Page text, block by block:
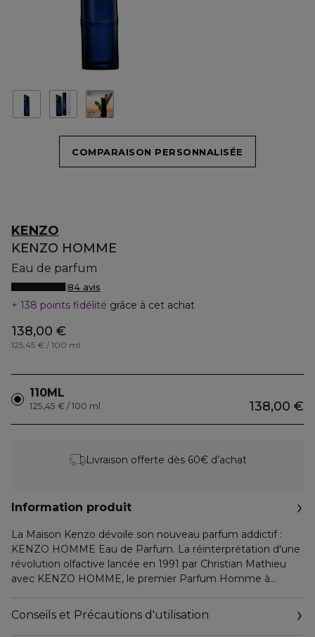
COMPARAISON PERSONNALISÉE
KENZO
KENZO HOMME
Eau de parfum
84 avis
138 points fidélité grâce à cet achat
138,00 €
125,45 € / 100 ml
110ML
138,00 €
125,45 € / 100 ml
Livraison offerte dès 60€ d’achat
Information produit
La Maison Kenzo dévoile son nouveau parfum addictif :
KENZO HOMME Eau de Parfum. La réinterprétation d'une
révolution olfactive lancée en 1991 par Christian Mathieu
avec KENZO HOMME, le premier Parfum Homme à
bouleversait les codes de la parfumerie masculine en
invitant à se ressourcer au bord de l'océan, dans la fraîcheur
Conseils et Précautions d'utilisation